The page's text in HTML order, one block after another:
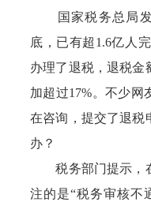
国家税务总局发
底，已有超1.6亿人
办理了退税，退税金
加超过17%。不少网
在咨询，提交了退税
办？
税务部门提示，在
注的是“税务审核不